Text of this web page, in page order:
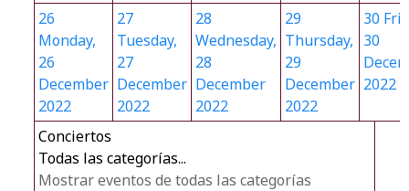
26
Monday,
26
December
2022
27
Tuesday,
27
December
2022
28
Wednesday,
28
December
2022
29
Thursday,
29
December
2022
30
30
2022
Conciertos
Todas las categorías...
Mostrar eventos de todas las categorías